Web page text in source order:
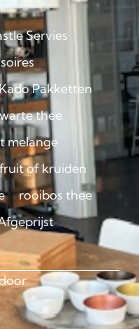
Servies
Pakketten
thee
melange
of kruiden
rooibos thee